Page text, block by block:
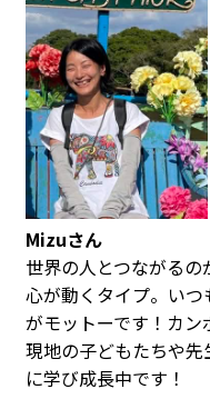
Mizuさん
世界の人とつながる
心が動くタイプ。い
がモットーです！カン
現地の子どもたちや
に学び成長中です！